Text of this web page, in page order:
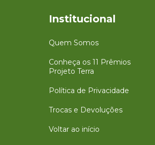
Institucional
Quem Somos
Conheça os 11 Prêmios
Projeto Terra
Política de Privacidade
Trocas e Devoluções
Voltar ao início